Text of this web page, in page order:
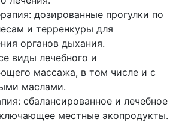
дозированные прогулки по
и терренкуры для
органов дыхания.
виды лечебного и
массажа, в том числе и с
маслами.
сбалансированное и лечебное
местные экопродукты.